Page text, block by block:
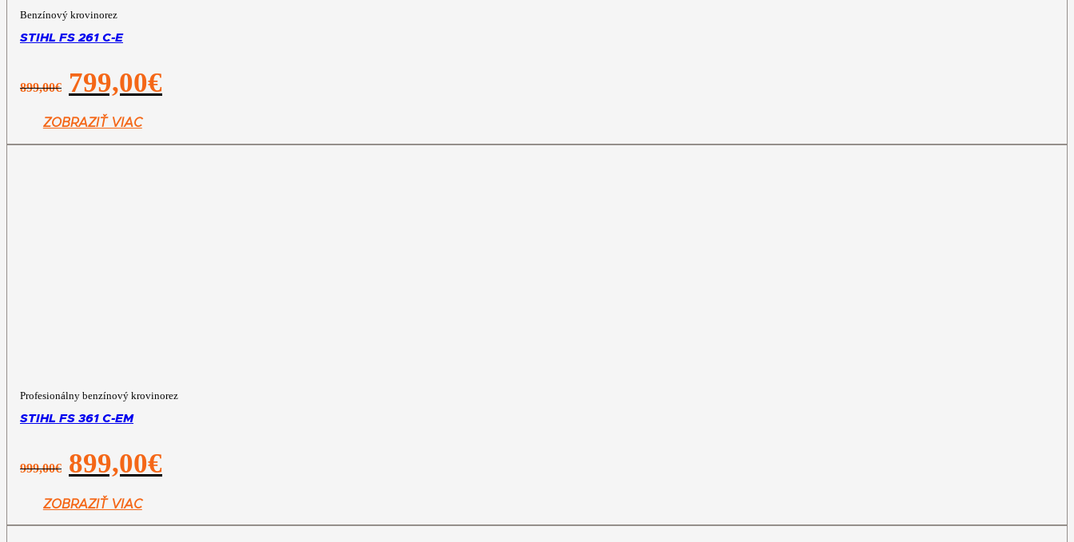
Benzínový krovinorez
STIHL FS 261 C-E
899,00€
Pôvodná
cena
899,00€.
799,00€
ZOBRAZIŤ VIAC
Profesionálny benzínový krovinorez
STIHL FS 361 C-EM
999,00€
Pôvodná
cena
999,00€.
899,00€
ZOBRAZIŤ VIAC